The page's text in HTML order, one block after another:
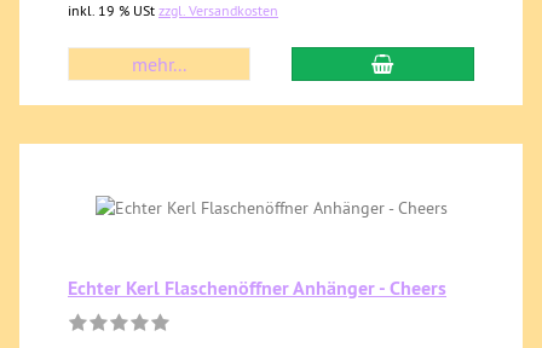
inkl. 19 % USt zzgl. Versandkosten
mehr...
Echter Kerl Flaschenöffner Anhänger - Cheers